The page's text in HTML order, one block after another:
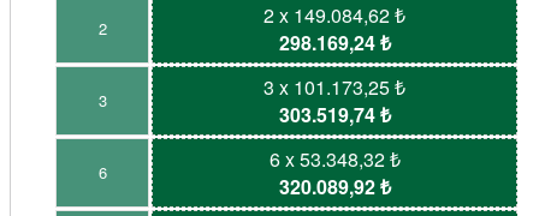
2
2 x 149.084,62 ₺
298.169,24 ₺
3
3 x 101.173,25 ₺
303.519,74 ₺
6
6 x 53.348,32 ₺
320.089,92 ₺